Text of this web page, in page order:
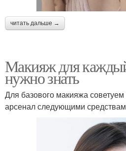
читать дальше →
Макияж для
нужно знать
Для базового макияжа
арсенал следующими